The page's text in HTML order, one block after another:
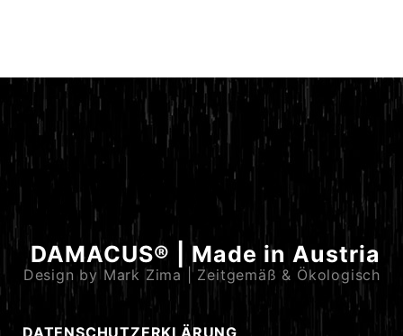
DAMACUS® | Made in Austria
Design by Mark Zima | Zeitgemäß & Ökologisch
DATENSCHUTZERKLÄRUNG